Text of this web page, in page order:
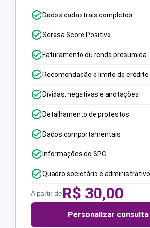
Dados cadastrais completos
Serasa Score Positivo
Faturamento ou renda presumida
Recomendação e limite de crédito
Dívidas, negativas e anotações
Detalhamento de protestos
Dados comportamentais
Informações do SPC
Quadro societário e administrativo
A partir deR$ 30,00
Personalizar consulta